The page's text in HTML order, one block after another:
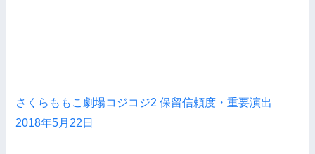
さくらももこ劇場コジコジ2 保留信頼度・重要演出
2018年5月22日